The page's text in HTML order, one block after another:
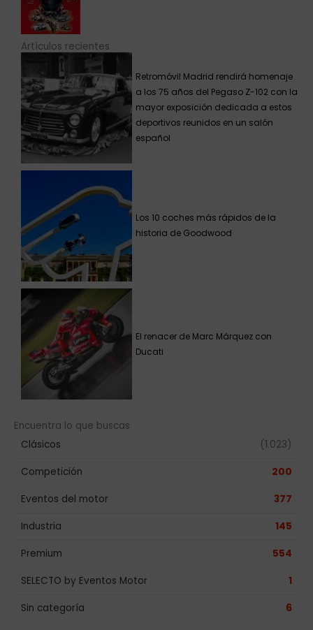
Artículos recientes
Retromóvil Madrid rendirá homenaje
a los 75 años del Pegaso Z-102 con la
mayor exposición dedicada a estos
deportivos reunidos en un salón
español
Los 10 coches más rápidos de la
historia de Goodwood
El renacer de Marc Márquez con
Ducati
Encuentra lo que buscas
Clásicos
(1.023)
Competición 200
Eventos del motor 377
Industria 145
Premium 554
SELECTO by Eventos Motor 1
Sin categoría 6